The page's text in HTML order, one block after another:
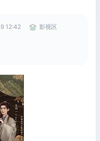
12:42
影视区